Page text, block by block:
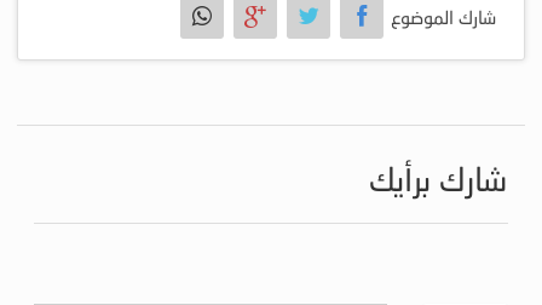
شارك الموضوع
شارك برأيك